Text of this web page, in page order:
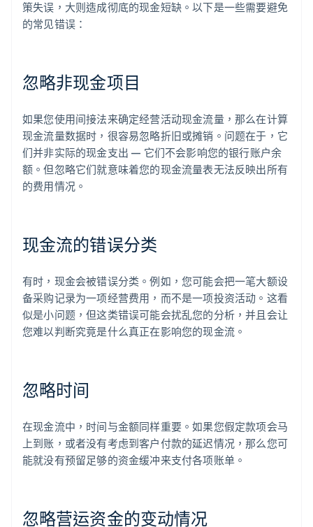
策失误，大则造成彻底的现金短缺。以下是一些需要避免
的常见错误：
忽略非现金项目
如果您使用间接法来确定经营活动现金流量，那么在计算
现金流量数据时，很容易忽略折旧或摊销。问题在于，它
们并非实际的现金支出 — 它们不会影响您的银行账户余
额。但忽略它们就意味着您的现金流量表无法反映出所有
的费用情况。
现金流的错误分类
有时，现金会被错误分类。例如，您可能会把一笔大额设
备采购记录为一项经营费用，而不是一项投资活动。这看
似是小问题，但这类错误可能会扰乱您的分析，并且会让
您难以判断究竟是什么真正在影响您的现金流。
忽略时间
在现金流中，时间与金额同样重要。如果您假定款项会马
上到账，或者没有考虑到客户付款的延迟情况，那么您可
能就没有预留足够的资金缓冲来支付各项账单。
忽略营运资金的变动情况